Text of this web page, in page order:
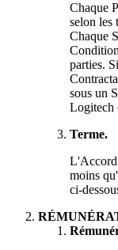
Chaque
selon les
Chaque
parties.
sous un
Logitech
Terme.
L'Accord
moins
ci-